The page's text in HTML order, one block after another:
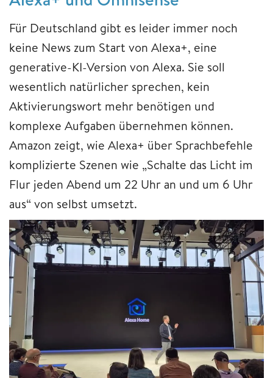
Für Deutschland gibt es leider immer noch
keine News zum Start von Alexa+, eine
generative-KI-Version von Alexa. Sie soll
wesentlich natürlicher sprechen, kein
Aktivierungswort mehr benötigen und
komplexe Aufgaben übernehmen können.
Amazon zeigt, wie Alexa+ über Sprachbefehle
komplizierte Szenen wie „Schalte das Licht im
Flur jeden Abend um 22 Uhr an und um 6 Uhr
aus“ von selbst umsetzt.